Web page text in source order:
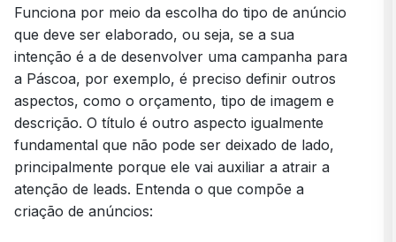
Funciona por meio da escolha do tipo de anúncio
que deve ser elaborado, ou seja, se a sua
intenção é a de desenvolver uma campanha para
a Páscoa, por exemplo, é preciso definir outros
aspectos, como o orçamento, tipo de imagem e
descrição. O título é outro aspecto igualmente
fundamental que não pode ser deixado de lado,
principalmente porque ele vai auxiliar a atrair a
atenção de leads. Entenda o que compõe a
criação de anúncios: